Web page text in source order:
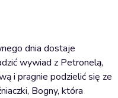
dnia dostaje
wywiad z Petronelą,
i pragnie podzielić się ze
Bogny, która